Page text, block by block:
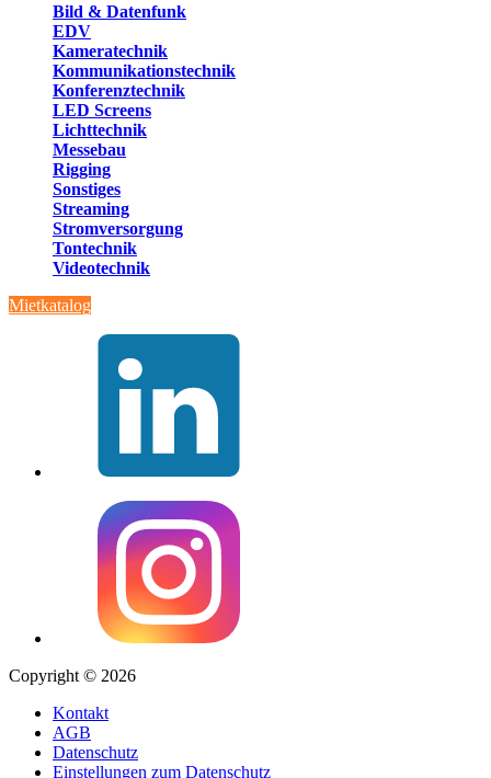
Bild & Datenfunk
EDV
Kameratechnik
Kommunikationstechnik
Konferenztechnik
LED Screens
Lichttechnik
Messebau
Rigging
Sonstiges
Streaming
Stromversorgung
Tontechnik
Videotechnik
Mietkatalog
Copyright © 2026
Kontakt
AGB
Datenschutz
Einstellungen zum Datenschutz